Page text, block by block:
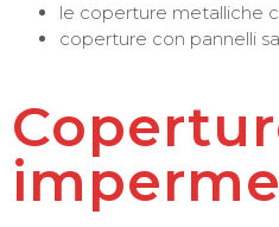
le coperture metalliche
coperture con pannelli